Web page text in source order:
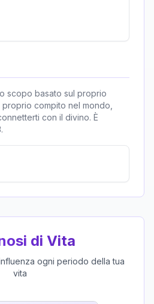
scopo basato sul proprio
compito nel mondo,
con il divino. È
di Vita
ogni periodo della tua
vita